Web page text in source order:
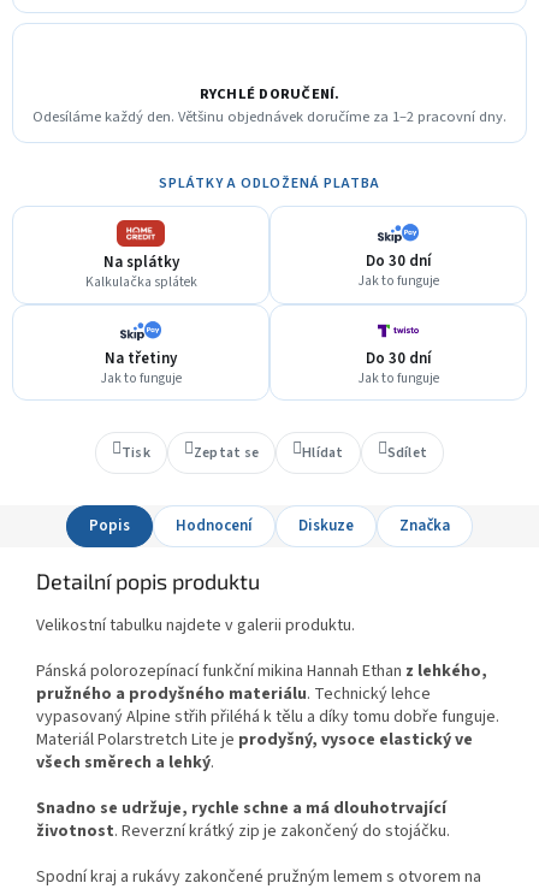
RYCHLÉ DORUČENÍ.
Odesíláme každý den. Většinu objednávek doručíme za 1–2 pracovní dny.
SPLÁTKY A ODLOŽENÁ PLATBA
Na splátky
Kalkulačka splátek
Do 30 dní
Jak to funguje
Na třetiny
Jak to funguje
Do 30 dní
Jak to funguje
Tisk Zeptat se Hlídat Sdílet
Popis Hodnocení Diskuze Značka
Detailní popis produktu
Velikostní tabulku najdete v galerii produktu.
Pánská polorozepínací funkční mikina Hannah Ethan z lehkého,
pružného a prodyšného materiálu. Technický lehce
vypasovaný Alpine střih přiléhá k tělu a díky tomu dobře funguje.
Materiál Polarstretch Lite je prodyšný, vysoce elastický ve
všech směrech a lehký.
Snadno se udržuje, rychle schne a má dlouhotrvající
životnost. Reverzní krátký zip je zakončený do stojáčku.
Spodní kraj a rukávy zakončené pružným lemem s otvorem na